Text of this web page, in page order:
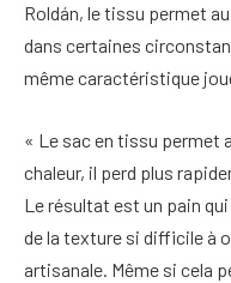
Roldán, le tissu permet
dans certaines
même caractéristique
« Le sac en tissu permet
chaleur, il perd plus
Le résultat est un pain
de la texture si difficile à
artisanale. Même si cela